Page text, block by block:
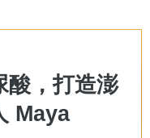
酸，打造澎
Maya